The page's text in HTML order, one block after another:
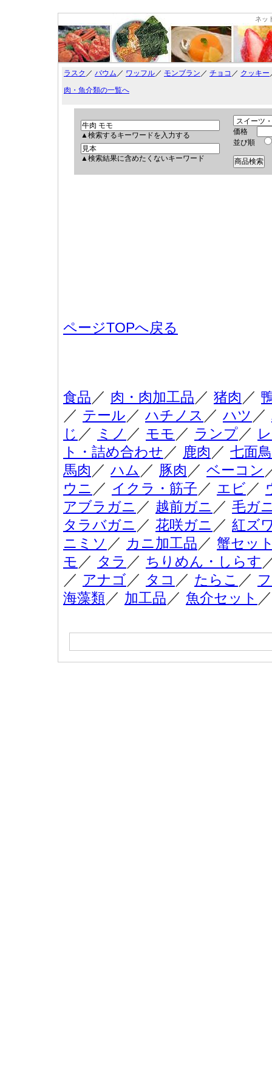
ネッ
ラスク ／ バウム ／ ワッフル／ モンブラン ／ チョコ ／ クッキー
肉・魚介類の一覧へ
▲検索するキーワードを入力する
▲検索結果に含めたくないキーワード
価格
並び順
ページTOPへ戻る
食品 ／ 肉・肉加工品 ／ 猪肉 ／
／ テール ／ ハチノス ／ ハツ ／
じ ／ ミノ ／ モモ ／ ランプ／
ト・詰め合わせ ／ 鹿肉 ／ 七面鳥
馬肉 ／ ハム ／ 豚肉 ／ ベーコン
ウニ ／ イクラ・筋子 ／ エビ ／
アブラガニ ／ 越前ガニ ／ 毛ガ
タラバガニ ／ 花咲ガニ ／ 紅ズ
ニミソ ／ カニ加工品 ／ 蟹セッ
モ ／ タラ ／ ちりめん・しらす
／ アナゴ ／ タコ ／ たらこ ／
海藻類／ 加工品 ／ 魚介セット ／